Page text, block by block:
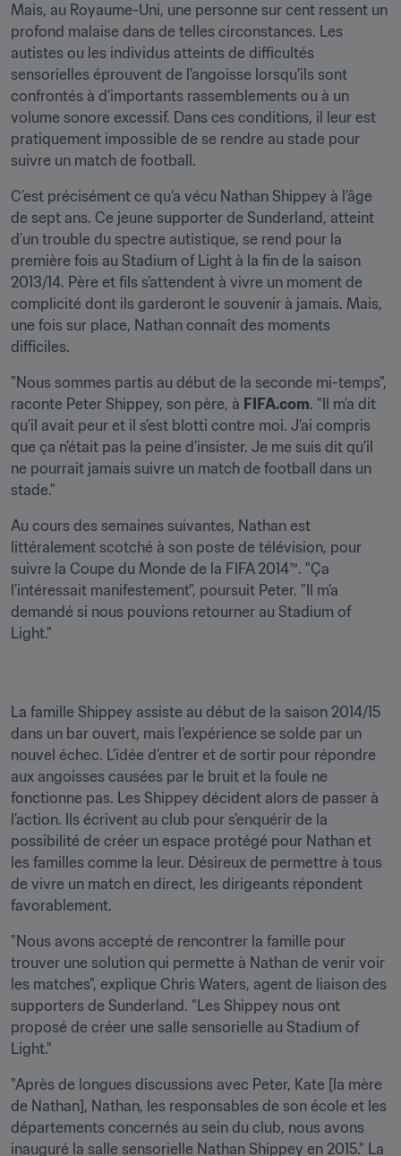
Mais, au Royaume-Uni, une personne sur cent ressent un
profond malaise dans de telles circonstances. Les
autistes ou les individus atteints de difficultés
sensorielles éprouvent de l'angoisse lorsqu’ils sont
confrontés à d’importants rassemblements ou à un
volume sonore excessif. Dans ces conditions, il leur est
pratiquement impossible de se rendre au stade pour
suivre un match de football.
C’est précisément ce qu’a vécu Nathan Shippey à l’âge
de sept ans. Ce jeune supporter de Sunderland, atteint
d’un trouble du spectre autistique, se rend pour la
première fois au Stadium of Light à la fin de la saison
2013/14. Père et fils s’attendent à vivre un moment de
complicité dont ils garderont le souvenir à jamais. Mais,
une fois sur place, Nathan connaît des moments
difficiles.
"Nous sommes partis au début de la seconde mi-temps",
raconte Peter Shippey, son père, à FIFA.com. "Il m’a dit
qu’il avait peur et il s’est blotti contre moi. J’ai compris
que ça n’était pas la peine d’insister. Je me suis dit qu’il
ne pourrait jamais suivre un match de football dans un
stade."
Au cours des semaines suivantes, Nathan est
littéralement scotché à son poste de télévision, pour
suivre la Coupe du Monde de la FIFA 2014™. "Ça
l’intéressait manifestement", poursuit Peter. "Il m’a
demandé si nous pouvions retourner au Stadium of
Light."
La famille Shippey assiste au début de la saison 2014/15
dans un bar ouvert, mais l’expérience se solde par un
nouvel échec. L’idée d’entrer et de sortir pour répondre
aux angoisses causées par le bruit et la foule ne
fonctionne pas. Les Shippey décident alors de passer à
l’action. Ils écrivent au club pour s’enquérir de la
possibilité de créer un espace protégé pour Nathan et
les familles comme la leur. Désireux de permettre à tous
de vivre un match en direct, les dirigeants répondent
favorablement.
"Nous avons accepté de rencontrer la famille pour
trouver une solution qui permette à Nathan de venir voir
les matches", explique Chris Waters, agent de liaison des
supporters de Sunderland. "Les Shippey nous ont
proposé de créer une salle sensorielle au Stadium of
Light."
"Après de longues discussions avec Peter, Kate [la mère
de Nathan], Nathan, les responsables de son école et les
départements concernés au sein du club, nous avons
inauguré la salle sensorielle Nathan Shippey en 2015." La